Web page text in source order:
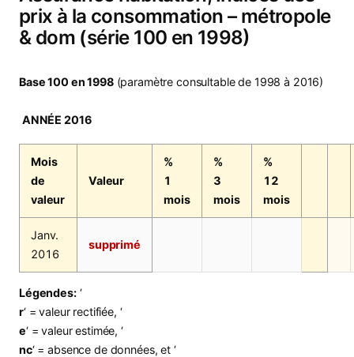
prix à la consommation – métropole
& dom (série 100 en 1998)
Base 100 en 1998(paramètre consultable de 1998 à 2016)
ANNÉE 2016
Mois
de
valeur
Valeur
%
1
mois
%
3
mois
%
12
mois
Janv.
2016
supprimé
Légendes:‘
r‘ = valeur rectifiée, ‘
e‘ = valeur estimée, ‘
nc‘ = absence de données, et ‘